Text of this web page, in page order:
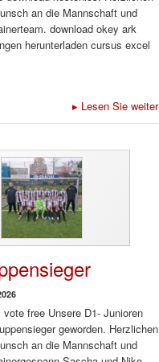
an die Mannschaft und
download okey ark
herunterladen cursus excel
▸ Lesen Sie weiter
free Unsere D1- Junioren
geworden. Herzlichen
an die Mannschaft und